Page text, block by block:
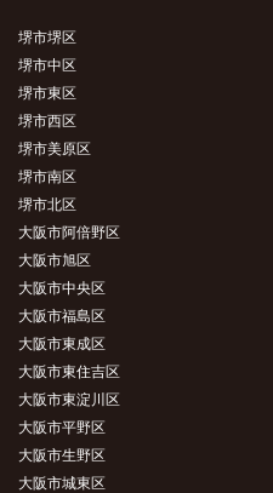
堺市堺区
堺市中区
堺市東区
堺市西区
堺市美原区
堺市南区
堺市北区
大阪市阿倍野区
大阪市旭区
大阪市中央区
大阪市福島区
大阪市東成区
大阪市東住吉区
大阪市東淀川区
大阪市平野区
大阪市生野区
大阪市城東区